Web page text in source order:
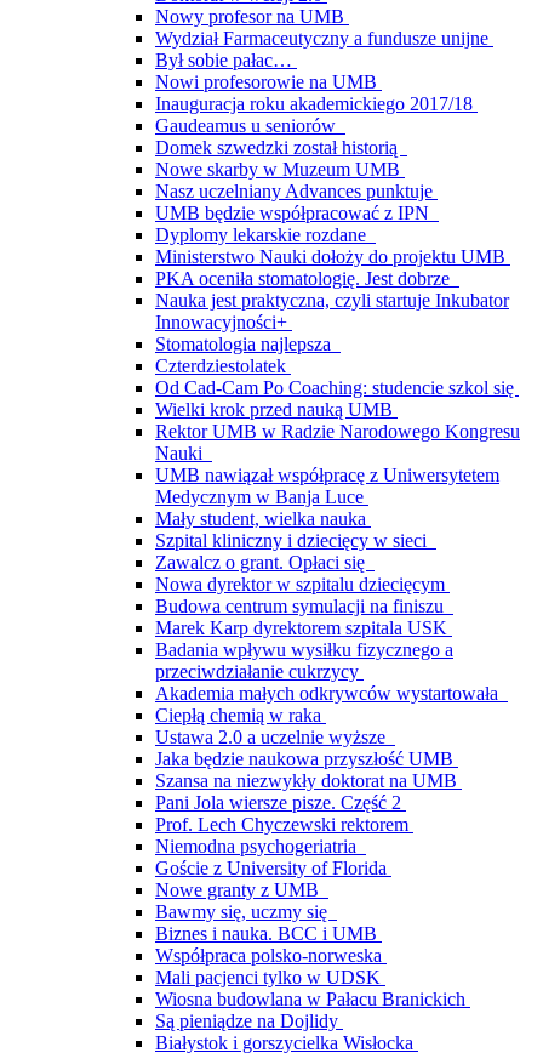
Nowy profesor na UMB
Wydział Farmaceutyczny a fundusze unijne
Był sobie pałac…
Nowi profesorowie na UMB
Inauguracja roku akademickiego 2017/18
Gaudeamus u seniorów
Domek szwedzki został historią
Nowe skarby w Muzeum UMB
Nasz uczelniany Advances punktuje
UMB będzie współpracować z IPN
Dyplomy lekarskie rozdane
Ministerstwo Nauki dołoży do projektu UMB
PKA oceniła stomatologię. Jest dobrze
Nauka jest praktyczna, czyli startuje Inkubator
Innowacyjności+
Stomatologia najlepsza
Czterdziestolatek
Od Cad-Cam Po Coaching: studencie szkol się
Wielki krok przed nauką UMB
Rektor UMB w Radzie Narodowego Kongresu
Nauki
UMB nawiązał współpracę z Uniwersytetem
Medycznym w Banja Luce
Mały student, wielka nauka
Szpital kliniczny i dziecięcy w sieci
Zawalcz o grant. Opłaci się
Nowa dyrektor w szpitalu dziecięcym
Budowa centrum symulacji na finiszu
Marek Karp dyrektorem szpitala USK
Badania wpływu wysiłku fizycznego a
przeciwdziałanie cukrzycy
Akademia małych odkrywców wystartowała
Ciepłą chemią w raka
Ustawa 2.0 a uczelnie wyższe
Jaka będzie naukowa przyszłość UMB
Szansa na niezwykły doktorat na UMB
Pani Jola wiersze pisze. Część 2
Prof. Lech Chyczewski rektorem
Niemodna psychogeriatria
Goście z University of Florida
Nowe granty z UMB
Bawmy się, uczmy się
Biznes i nauka. BCC i UMB
Współpraca polsko-norweska
Mali pacjenci tylko w UDSK
Wiosna budowlana w Pałacu Branickich
Są pieniądze na Dojlidy
Białystok i gorszycielka Wisłocka